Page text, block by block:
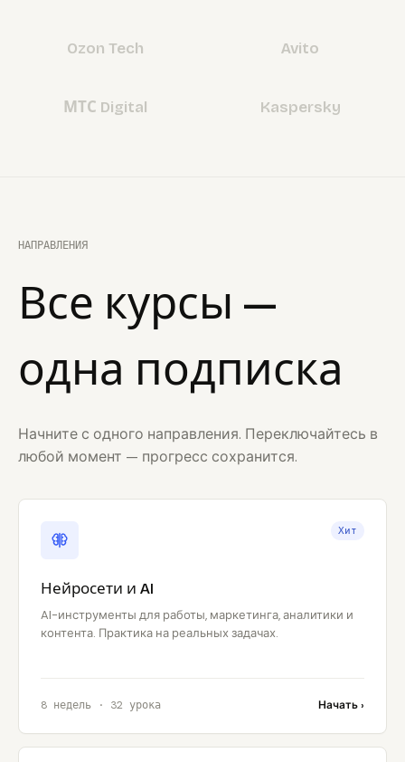
Ozon Tech Avito
МТС Digital Kaspersky
НАПРАВЛЕНИЯ
Все курсы —
одна подписка
Начните с одного направления. Переключайтесь в
любой момент — прогресс сохранится.
Хит
Нейросети и AI
AI-инструменты для работы, маркетинга, аналитики и
контента. Практика на реальных задачах.
8 недель · 32 урока Начать ›